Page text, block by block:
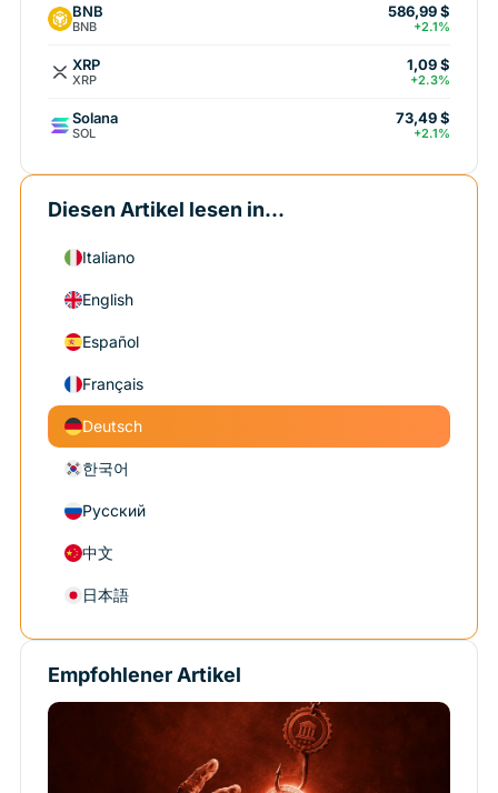
BNB
BNB
586,99 $
+2.1%
XRP
XRP
1,09 $
+2.3%
Solana
SOL
73,49 $
+2.1%
Diesen Artikel lesen in...
Italiano
English
Español
Français
Deutsch
한국어
Русский
中文
日本語
Empfohlener Artikel